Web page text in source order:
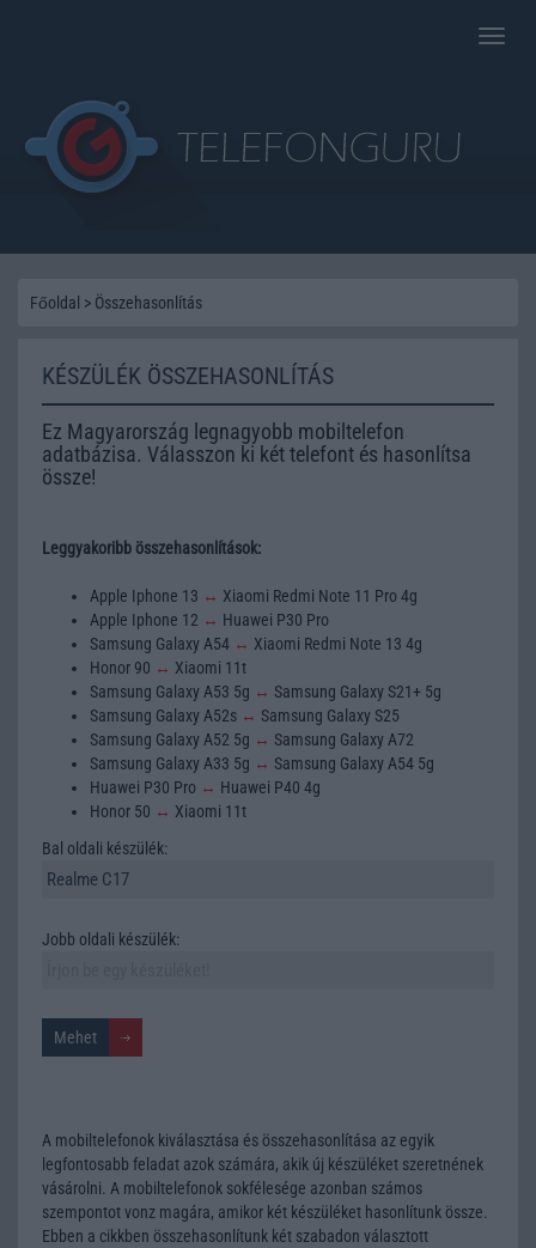
Toggle
Főoldal > Összehasonlítás
KÉSZÜLÉK ÖSSZEHASONLÍTÁS
Ez Magyarország legnagyobb mobiltelefon
adatbázisa. Válasszon ki két telefont és hasonlítsa
össze!
Leggyakoribb összehasonlítások:
Apple Iphone 13 ↔ Xiaomi Redmi Note 11 Pro 4g
Apple Iphone 12 ↔ Huawei P30 Pro
Samsung Galaxy A54 ↔ Xiaomi Redmi Note 13 4g
Honor 90 ↔ Xiaomi 11t
Samsung Galaxy A53 5g ↔ Samsung Galaxy S21+ 5g
Samsung Galaxy A52s ↔ Samsung Galaxy S25
Samsung Galaxy A52 5g ↔ Samsung Galaxy A72
Samsung Galaxy A33 5g ↔ Samsung Galaxy A54 5g
Huawei P30 Pro ↔ Huawei P40 4g
Honor 50 ↔ Xiaomi 11t
Bal oldali készülék:
Jobb oldali készülék:
A mobiltelefonok kiválasztása és összehasonlítása az egyik
legfontosabb feladat azok számára, akik új készüléket szeretnének
vásárolni. A mobiltelefonok sokfélesége azonban számos
szempontot vonz magára, amikor két készüléket hasonlítunk össze.
Ebben a cikkben összehasonlítunk két szabadon választott